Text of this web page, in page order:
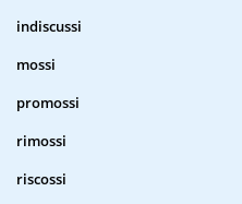
indiscussi
mossi
promossi
rimossi
riscossi